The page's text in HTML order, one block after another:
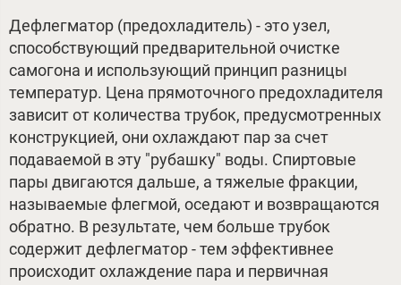
Дефлегматор (предохладитель) - это узел,
способствующий предварительной очистке
самогона и использующий принцип разницы
температур. Цена прямоточного предохладителя
зависит от количества трубок, предусмотренных
конструкцией, они охлаждают пар за счет
подаваемой в эту "рубашку" воды. Спиртовые
пары двигаются дальше, а тяжелые фракции,
называемые флегмой, оседают и возвращаются
обратно. В результате, чем больше трубок
содержит дефлегматор - тем эффективнее
происходит охлаждение пара и первичная